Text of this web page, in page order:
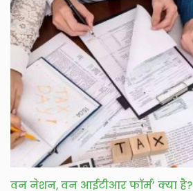
वन नेशन, वन आईटीआर फॉर्म’ क्या